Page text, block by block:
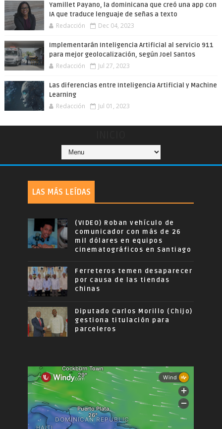
Yamillet Payano, la dominicana que creó una app con
IA que traduce lenguaje de señas a texto
Redacción Dec 04, 2023
Implementarán Inteligencia Artificial al servicio 911
para mejor geolocalización, según Joel Santos
Redacción Jul 27, 2023
Las diferencias entre Inteligencia Artificial y Machine
Learning
Redacción Jul 01, 2023
LAS MÁS LEÍDAS
(VIDEO) Roban vehículo de
comunicador con más de 26
mil dólares en equipos
cinematográficos en Santiago
Ferreteros temen desaparecer
por causa de las tiendas
chinas
Diputado Carlos Morillo (Chijo)
gestiona titulación para
parceleros